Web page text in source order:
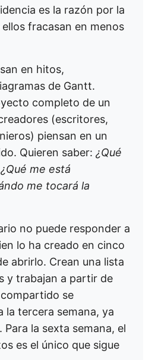
es la razón por la
fracasan en menos
en hitos,
de Gantt.
completo de un
(escritores,
piensan en un
Quieren saber: ¿Qué
me está
me tocará la
no puede responder a
lo ha creado en cinco
abrirlo. Crean una lista
y trabajan a partir de
se
la tercera semana, ya
la sexta semana, el
es el único que sigue